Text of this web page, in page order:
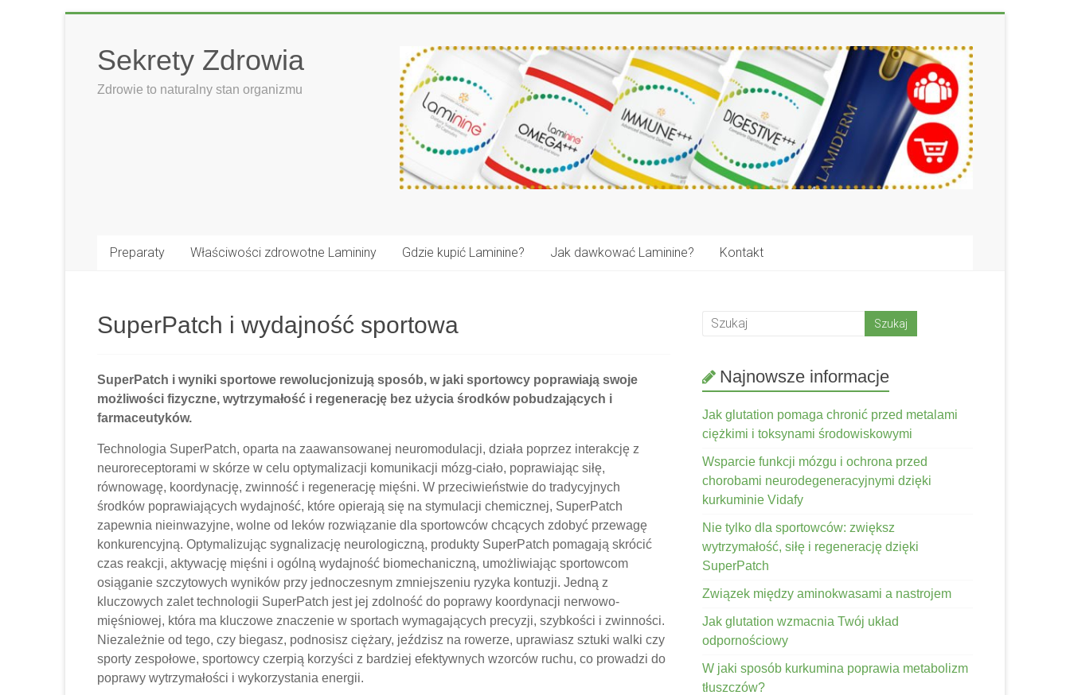
contentSekrety Zdrowia
Zdrowie to naturalny stan organizmu
Preparaty Właściwości zdrowotne Lamininy Gdzie kupić Laminine? Jak dawkować Laminine? Kontakt
SuperPatch i wydajność sportowa
SuperPatch i wyniki sportowe rewolucjonizują sposób, w jaki sportowcy poprawiają swoje
możliwości fizyczne, wytrzymałość i regenerację bez użycia środków pobudzających i
farmaceutyków.
Technologia SuperPatch, oparta na zaawansowanej neuromodulacji, działa poprzez interakcję z
neuroreceptorami w skórze w celu optymalizacji komunikacji mózg-ciało, poprawiając siłę,
równowagę, koordynację, zwinność i regenerację mięśni. W przeciwieństwie do tradycyjnych
środków poprawiających wydajność, które opierają się na stymulacji chemicznej, SuperPatch
zapewnia nieinwazyjne, wolne od leków rozwiązanie dla sportowców chcących zdobyć przewagę
konkurencyjną. Optymalizując sygnalizację neurologiczną, produkty SuperPatch pomagają skrócić
czas reakcji, aktywację mięśni i ogólną wydajność biomechaniczną, umożliwiając sportowcom
osiąganie szczytowych wyników przy jednoczesnym zmniejszeniu ryzyka kontuzji. Jedną z
kluczowych zalet technologii SuperPatch jest jej zdolność do poprawy koordynacji nerwowo-
mięśniowej, która ma kluczowe znaczenie w sportach wymagających precyzji, szybkości i zwinności.
Niezależnie od tego, czy biegasz, podnosisz ciężary, jeździsz na rowerze, uprawiasz sztuki walki czy
sporty zespołowe, sportowcy czerpią korzyści z bardziej efektywnych wzorców ruchu, co prowadzi do
poprawy wytrzymałości i wykorzystania energii.
Najnowsze informacje
Jak glutation pomaga chronić przed metalami
ciężkimi i toksynami środowiskowymi
Wsparcie funkcji mózgu i ochrona przed
chorobami neurodegeneracyjnymi dzięki
kurkuminie Vidafy
Nie tylko dla sportowców: zwiększ
wytrzymałość, siłę i regenerację dzięki
SuperPatch
Związek między aminokwasami a nastrojem
Jak glutation wzmacnia Twój układ
odpornościowy
W jaki sposób kurkumina poprawia metabolizm
tłuszczów?